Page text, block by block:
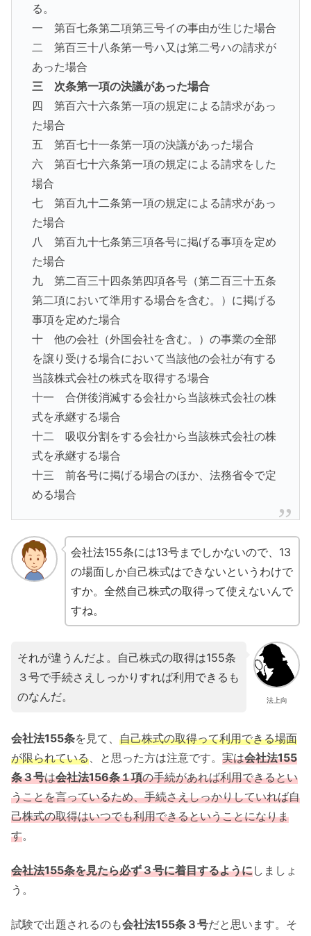
る。
一 第百七条第二項第三号イの事由が生じた場合
二 第百三十八条第一号ハ又は第二号ハの請求が
あった場合
三 次条第一項の決議があった場合
四 第百六十六条第一項の規定による請求があっ
た場合
五 第百七十一条第一項の決議があった場合
六 第百七十六条第一項の規定による請求をした
場合
七 第百九十二条第一項の規定による請求があっ
た場合
八 第百九十七条第三項各号に掲げる事項を定め
た場合
九 第二百三十四条第四項各号（第二百三十五条
第二項において準用する場合を含む。）に掲げる
事項を定めた場合
十 他の会社（外国会社を含む。）の事業の全部
を譲り受ける場合において当該他の会社が有する
当該株式会社の株式を取得する場合
十一 合併後消滅する会社から当該株式会社の株
式を承継する場合
十二 吸収分割をする会社から当該株式会社の株
式を承継する場合
十三 前各号に掲げる場合のほか、法務省令で定
める場合
会社法155条には13号までしかないので、13
の場面しか自己株式はできないというわけで
すか。全然自己株式の取得って使えないんで
すね。
法上向
それが違うんだよ。自己株式の取得は155条
３号で手続さえしっかりすれば利用できるも
のなんだ。
会社法155条を見て、 自己株式の取得って利用できる場面
が限られている 、と思った方は注意です。 実は会社法155
条３号は会社法156条１項の手続があれば利用できるとい
うことを言っているため、手続さえしっかりしていれば自
己株式の取得はいつでも利用できるということになりま
す。
会社法155条を見たら必ず３号に着目するようにしましょ
う。
試験で出題されるのも会社法155条３号だと思います。そ